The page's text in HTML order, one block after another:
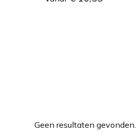
Geen resultaten gevonden.